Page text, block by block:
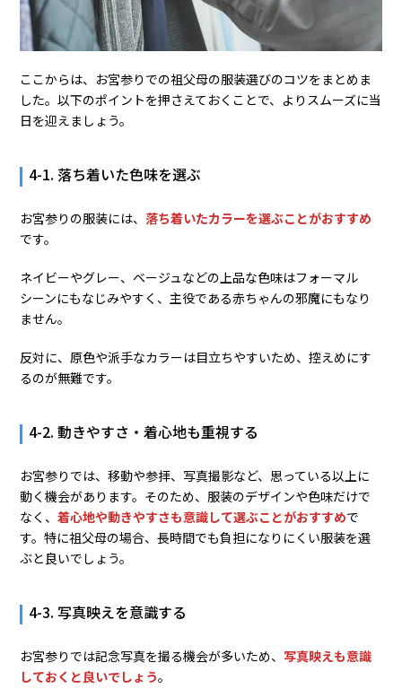
ここからは、お宮参りでの祖父母の服装選びのコツをまとめま
した。以下のポイントを押さえておくことで、よりスムーズに当
日を迎えましょう。
4-1. 落ち着いた色味を選ぶ
お宮参りの服装には、 落ち着いたカラーを選ぶことがおすすめ
です。
ネイビーやグレー、ベージュなどの上品な色味はフォーマル
シーンにもなじみやすく、主役である赤ちゃんの邪魔にもなり
ません。
反対に、原色や派手なカラーは目立ちやすいため、控えめにす
るのが無難です。
4-2. 動きやすさ・着心地も重視する
お宮参りでは、移動や参拝、写真撮影など、思っている以上に
動く機会があります。そのため、服装のデザインや色味だけで
なく、着心地や動きやすさも意識して選ぶことがおすすめで
す。特に祖父母の場合、長時間でも負担になりにくい服装を選
ぶと良いでしょう。
4-3. 写真映えを意識する
お宮参りでは記念写真を撮る機会が多いため、 写真映えも意識
しておくと良いでしょう。